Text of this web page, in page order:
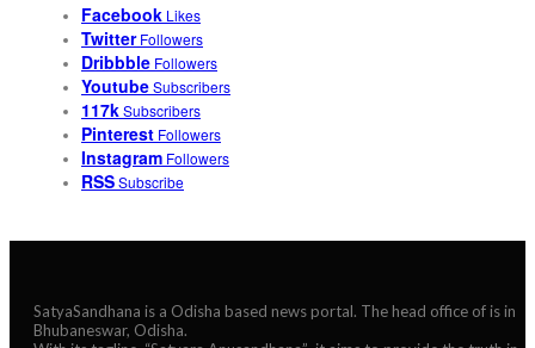
Facebook Likes
Twitter Followers
Dribbble Followers
YoutubeSubscribers
117kSubscribers
Pinterest Followers
Instagram Followers
RSSSubscribe
SatyaSandhana is a Odisha based news portal. The head office of is in
Bhubaneswar, Odisha.